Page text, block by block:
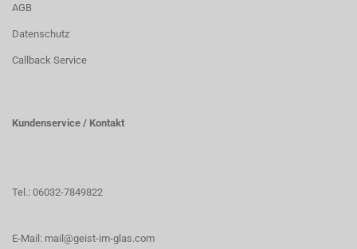
AGB
Datenschutz
Callback Service
Kundenservice / Kontakt
Tel.: 06032-7849822
E-Mail: mail@geist-im-glas.com